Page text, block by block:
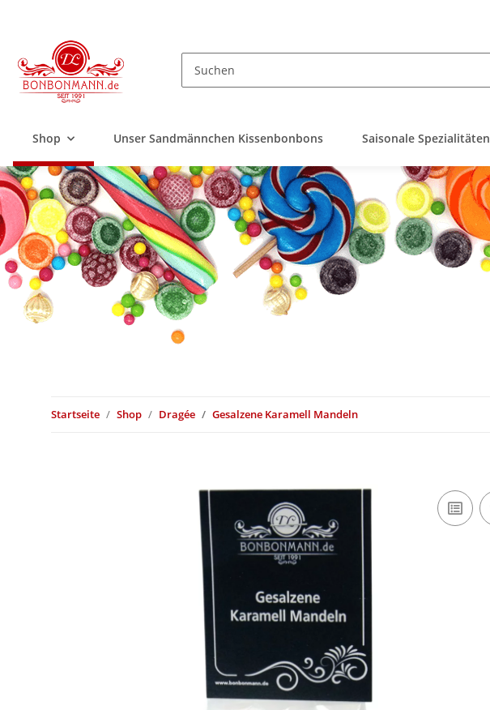
Shop Unser Sandmännchen Kissenbonbons Saisonale Spezialitäten
Startseite Shop Dragée Gesalzene Karamell Mandeln